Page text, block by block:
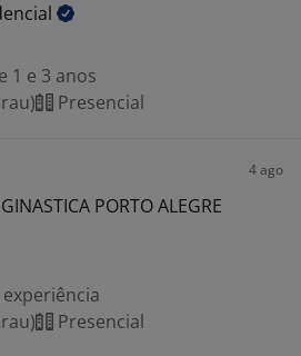
1 e 3 anos
Presencial
4 ago
PORTO ALEGRE
experiência
Presencial